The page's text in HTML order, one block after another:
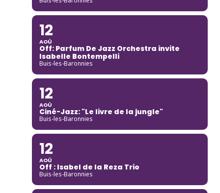
12
AOÛ
Off: Parfum De Jazz Orchestra invite
Isabelle Bontempelli
Buis-les-Baronnies
12
AOÛ
Ciné-Jazz: "Le livre de la jungle"
Buis-les-Baronnies
12
AOÛ
Off : Isabel de la Reza Trio
Buis-les-Baronnies